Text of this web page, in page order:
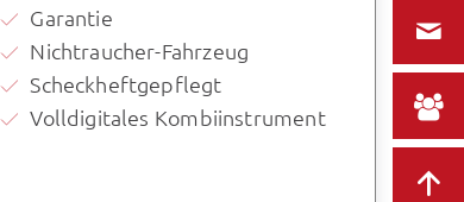
Garantie
Nichtraucher-Fahrzeug
Scheckheftgepflegt
Volldigitales Kombiinstrument